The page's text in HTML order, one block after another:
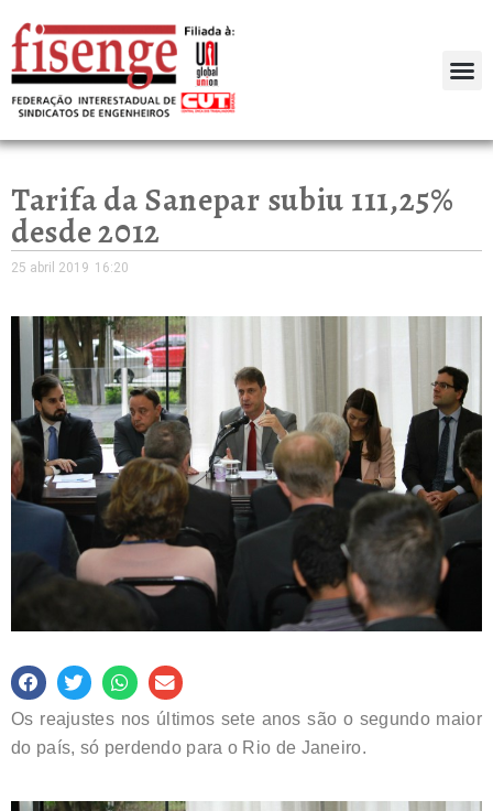
Tarifa da Sanepar subiu 111,25%
desde 2012
25 abril 2019 16:20
Os reajustes nos últimos sete anos são o segundo maior
do país, só perdendo para o Rio de Janeiro.